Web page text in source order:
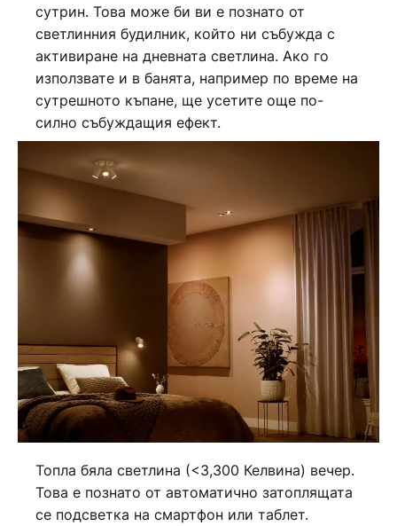
сутрин. Това може би ви е познато от
светлинния будилник, който ни събужда с
активиране на дневната светлина. Ако го
използвате и в банята, например по време на
сутрешното къпане, ще усетите още по-
силно събуждащия ефект.
Топла бяла светлина (<3,300 Келвина) вечер.
Това е познато от автоматично затоплящата
се подсветка на смартфон или таблет.